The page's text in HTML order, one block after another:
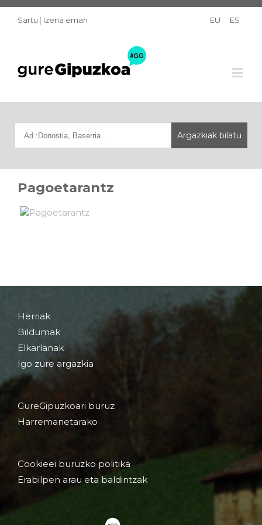
Sartu | Izena eman EU ES
Pagoetarantz
Herriak
Bildumak
Elkarlanak
Igo zure argazkia
GureGipuzkoari buruz
Harremanetarako
Cookieei buruzko politika
Erabilpen arau eta baldintzak